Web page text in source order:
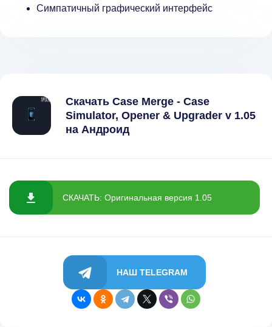
Симпатичный графический интерфейс
Скачать Case Merge - Case
Simulator, Opener & Upgrader v 1.05
на Андроид
СКАЧАТЬ: Оригинальная версия 1.05
НАШ TELEGRAM